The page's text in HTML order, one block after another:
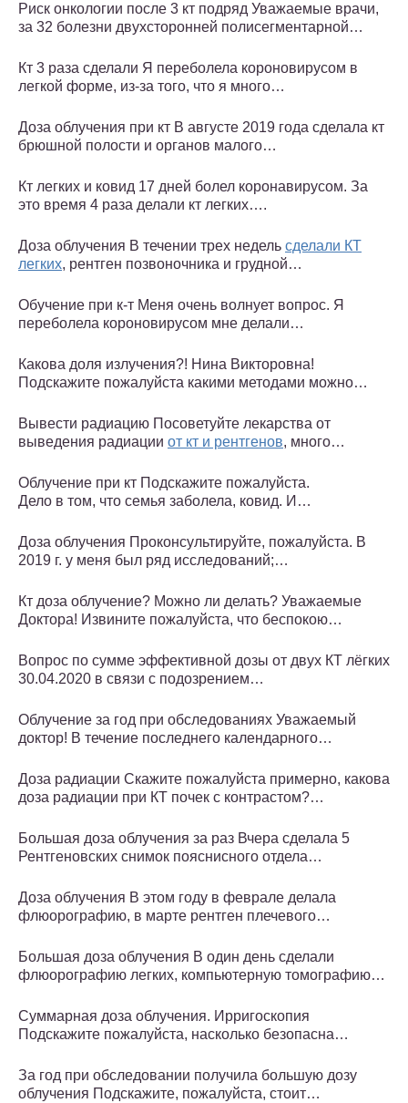
Риск онкологии после 3 кт подряд Уважаемые врачи,
за 32 болезни двухсторонней полисегментарной…
Кт 3 раза сделали Я переболела короновирусом в
легкой форме, из-за того, что я много…
Доза облучения при кт В августе 2019 года сделала кт
брюшной полости и органов малого…
Кт легких и ковид 17 дней болел коронавирусом. За
это время 4 раза делали кт легких….
Доза облучения В течении трех недель сделали КТ
легких, рентген позвоночника и грудной…
Обучение при к-т Меня очень волнует вопрос. Я
переболела короновирусом мне делали…
Какова доля излучения?! Нина Викторовна!
Подскажите пожалуйста какими методами можно…
Вывести радиацию Посоветуйте лекарства от
выведения радиации от кт и рентгенов, много…
Облучение при кт Подскажите пожалуйста.
Дело в том, что семья заболела, ковид. И…
Доза облучения Проконсультируйте, пожалуйста. В
2019 г. у меня был ряд исследований;…
Кт доза облучение? Можно ли делать? Уважаемые
Доктора! Извините пожалуйста, что беспокою…
Вопрос по сумме эффективной дозы от двух КТ лёгких
30.04.2020 в связи с подозрением…
Облучение за год при обследованиях Уважаемый
доктор! В течение последнего календарного…
Доза радиации Скажите пожалуйста примерно, какова
доза радиации при КТ почек с контрастом?…
Большая доза облучения за раз Вчера сделала 5
Рентгеновских снимок пояснисного отдела…
Доза облучения В этом году в феврале делала
флюорографию, в марте рентген плечевого…
Большая доза облучения В один день сделали
флюорографию легких, компьютерную томографию…
Суммарная доза облучения. Ирригоскопия
Подскажите пожалуйста, насколько безопасна…
За год при обследовании получила большую дозу
облучения Подскажите, пожалуйста, стоит…